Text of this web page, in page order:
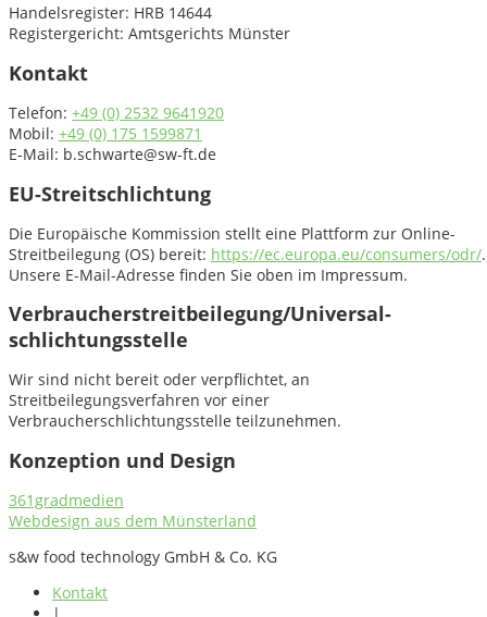
Handelsregister: HRB 14644
Registergericht: Amtsgerichts Münster
Kontakt
Telefon: +49 (0) 2532 9641920
Mobil: +49 (0) 175 1599871
E-Mail: b.schwarte@sw-ft.de
EU-Streitschlichtung
Die Europäische Kommission stellt eine Plattform zur Online-
Streitbeilegung (OS) bereit: https://ec.europa.eu/consumers/odr/.
Unsere E-Mail-Adresse finden Sie oben im Impressum.
Verbraucher­streit­beilegung/Universal­
schlichtungs­stelle
Wir sind nicht bereit oder verpflichtet, an
Streitbeilegungsverfahren vor einer
Verbraucherschlichtungsstelle teilzunehmen.
Konzeption und Design
361gradmedien
Webdesign aus dem Münsterland
s&w food technology GmbH & Co. KG
Kontakt